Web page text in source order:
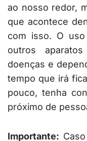
ao nosso redor,
que acontece
com isso. O
outros
doenças e
tempo que irá
pouco, tenha
próximo de
Importante: